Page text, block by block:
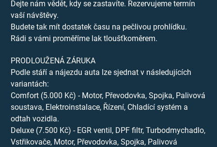
Dejte nám vědět, kdy se zastavíte. Rezervujeme termín
vaší návštěvy.
Budete tak mít dostatek času na pečlivou prohlídku.
Rádi s vámi proměříme lak tloušťkoměrem.
PRODLOUŽENÁ ZÁRUKA
Podle stáří a nájezdu auta lze sjednat v následujících
variantách:
Comfort (5.000 Kč) - Motor, Převodovka, Spojka, Palivová
soustava, Elektroinstalace, Řízení, Chladící systém a
odtah vozidla.
Deluxe (7.500 Kč) - EGR ventil, DPF filtr, Turbodmychadlo,
Vstřikovače, Motor, Převodovka, Spojka, Palivová